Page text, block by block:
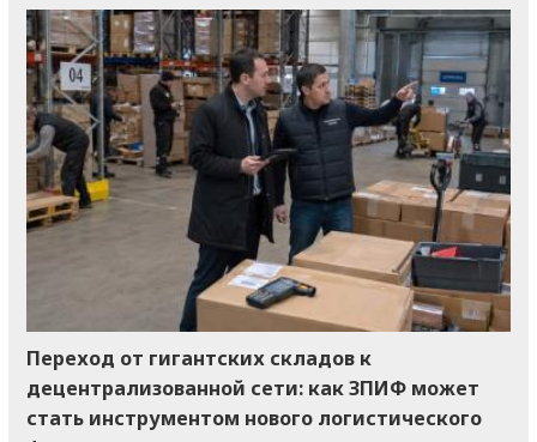
Переход от гигантских складов к
децентрализованной сети: как ЗПИФ может
стать инструментом нового логистического